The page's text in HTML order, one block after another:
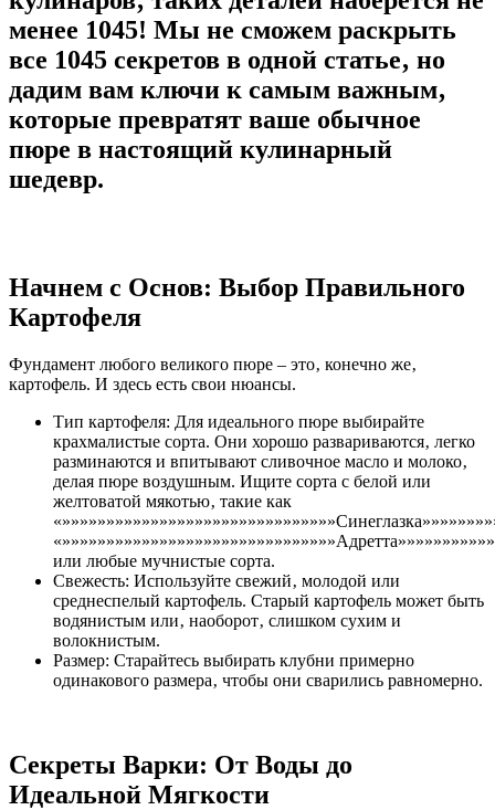
менее 1045! Мы не сможем раскрыть
все 1045 секретов в одной статье‚ но
дадим вам ключи к самым важным‚
которые превратят ваше обычное
пюре в настоящий кулинарный
шедевр.
Начнем с Основ: Выбор Правильного
Картофеля
Фундамент любого великого пюре – это‚ конечно же‚
картофель. И здесь есть свои нюансы.
Тип картофеля: Для идеального пюре выбирайте
крахмалистые сорта. Они хорошо развариваются‚ легко
разминаются и впитывают сливочное масло и молоко‚
делая пюре воздушным. Ищите сорта с белой или
желтоватой мякотью‚ такие как
или любые мучнистые сорта.
Свежесть: Используйте свежий‚ молодой или
среднеспелый картофель. Старый картофель может быть
водянистым или‚ наоборот‚ слишком сухим и
волокнистым.
Размер: Старайтесь выбирать клубни примерно
одинакового размера‚ чтобы они сварились равномерно.
Секреты Варки: От Воды до
Идеальной Мягкости